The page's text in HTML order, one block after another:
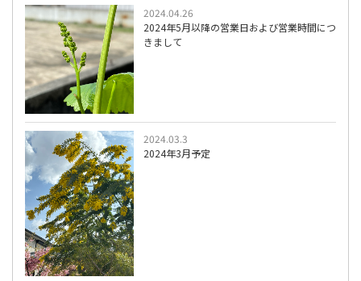
2024.04.26
2024年5月以降の営業日および営業時間につ
きまして
2024.03.3
2024年3月予定